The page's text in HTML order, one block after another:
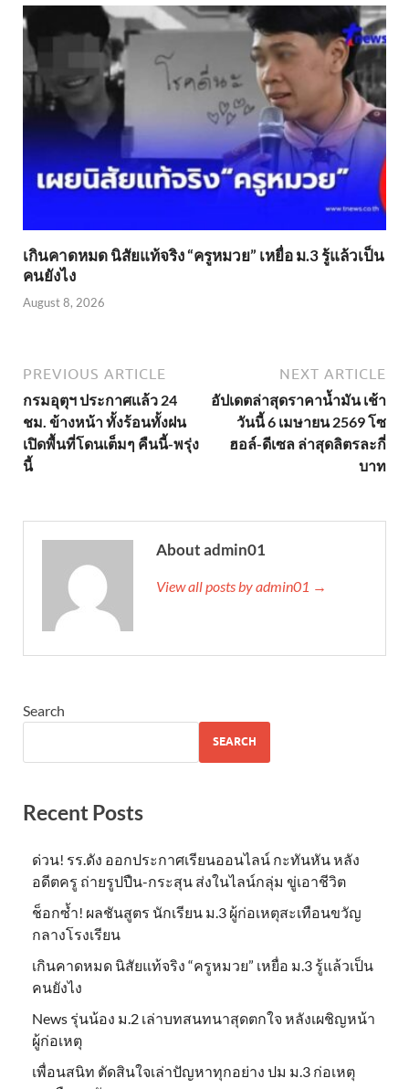
เกินคาดหมด นิสัยแท้จริง “ครูหมวย” เหยื่อ ม.3 รู้แล้วเป็น
คนยังไง
August 8, 2026
PREVIOUS ARTICLE
กรมอุตุฯ ประกาศเเล้ว 24
ชม. ข้างหน้า ทั้งร้อนทั้งฝน
เปิดพื้นที่โดนเต็มๆ คืนนี้-พรุ่ง
นี้
NEXT ARTICLE
อัปเดตล่าสุดราคาน้ำมัน เช้า
วันนี้ 6 เมษายน 2569 โซ
ฮอล์-ดีเซล ล่าสุดลิตรละกี่
บาท
About admin01
View all posts by admin01 →
Search
SEARCH
Recent Posts
ด่วน! รร.ดัง ออกประกาศเรียนออนไลน์ กะทันหัน หลัง
อดีตครู ถ่ายรูปปืน-กระสุน ส่งในไลน์กลุ่ม ขู่เอาชีวิต
ช็อกซ้ำ! ผลชันสูตร นักเรียน ม.3 ผู้ก่อเหตุสะเทือนขวัญ
กลางโรงเรียน
เกินคาดหมด นิสัยแท้จริง “ครูหมวย” เหยื่อ ม.3 รู้แล้วเป็น
คนยังไง
News รุ่นน้อง ม.2 เล่าบทสนทนาสุดตกใจ หลังเผชิญหน้า
ผู้ก่อเหตุ
เพื่อนสนิท ตัดสินใจเล่าปัญหาทุกอย่าง ปม ม.3 ก่อเหตุ